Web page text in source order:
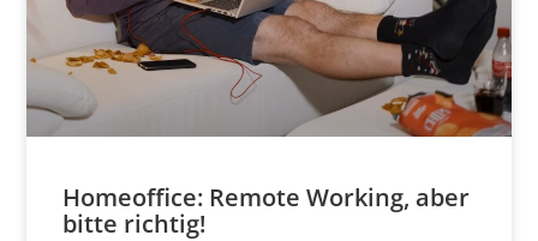
Homeoffice: Remote Working, aber
bitte richtig!